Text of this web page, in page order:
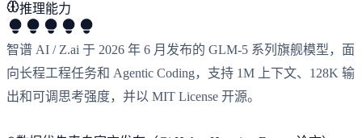
推理能力
智谱 AI / Z.ai 于 2026 年 6 月发布的 GLM-5 系列旗舰模型，面
向长程工程任务和 Agentic Coding，支持 1M 上下文、128K 输
出和可调思考强度，并以 MIT License 开源。